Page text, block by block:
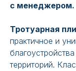
с менеджером.
Тротуарная
практичное и
территорий.